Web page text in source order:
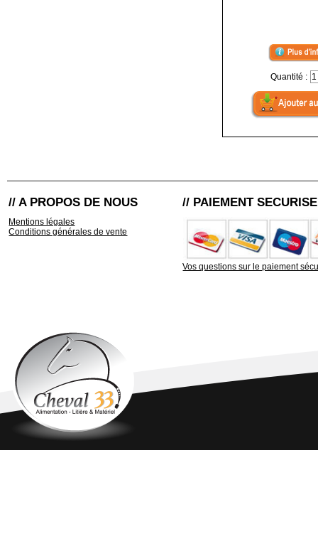
Quantité :
// A PROPOS DE NOUS
Mentions légales
Conditions générales de vente
// PAIEMENT SECURISE
Vos questions sur le paiement